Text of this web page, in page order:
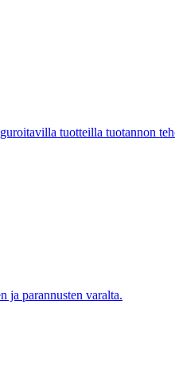
tuotteilla tuotannon
ja parannusten varalta.